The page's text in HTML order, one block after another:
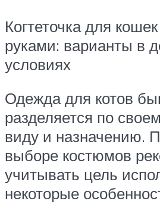
Когтеточка для
руками: варианты в
условиях
Одежда для котов
разделяется по
виду и назначению.
выборе костюмов
учитывать цель
некоторые